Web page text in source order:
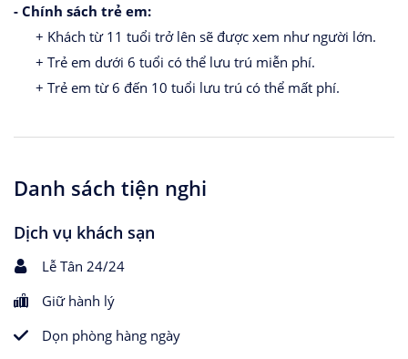
- Chính sách trẻ em:
+ Khách từ 11 tuổi trở lên sẽ được xem như người lớn.
+ Trẻ em dưới 6 tuổi có thể lưu trú miễn phí.
+ Trẻ em từ 6 đến 10 tuổi lưu trú có thể mất phí.
Danh sách tiện nghi
Dịch vụ khách sạn
Lễ Tân 24/24
Giữ hành lý
Dọn phòng hàng ngày